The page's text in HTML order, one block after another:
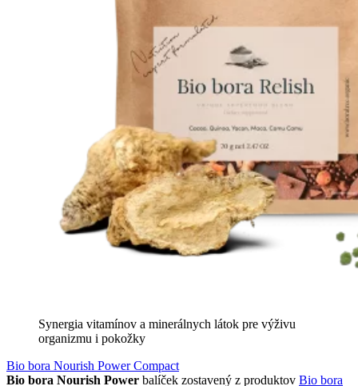
Synergia vitamínov a minerálnych látok pre výživu
organizmu i pokožky
Bio bora Nourish Power Compact
Bio bora Nourish Power balíček zostavený z produktov Bio bora